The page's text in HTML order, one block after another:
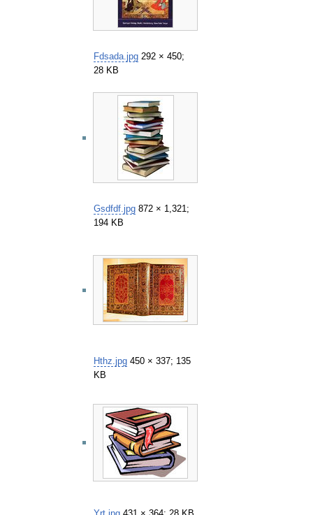
Fdsada.jpg 292 × 450;
28 KB
Gsdfdf.jpg 872 × 1,321;
194 KB
Hthz.jpg 450 × 337; 135
KB